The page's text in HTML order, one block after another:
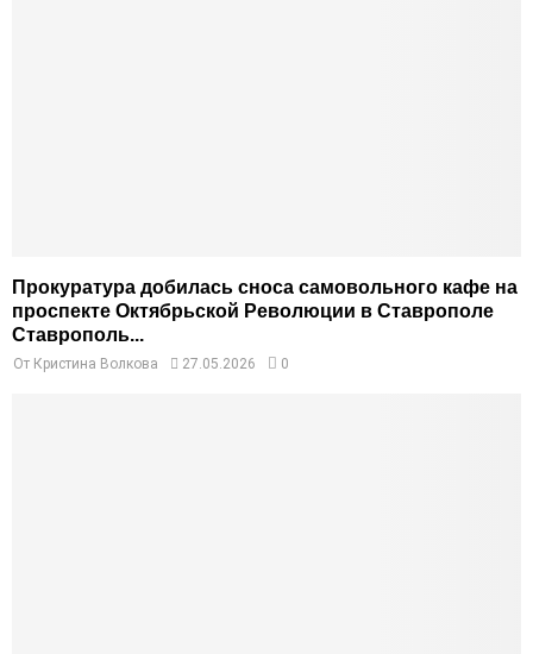
Прокуратура добилась сноса самовольного кафе на
проспекте Октябрьской Революции в Ставрополе
Ставрополь...
От Кристина Волкова 27.05.2026 0